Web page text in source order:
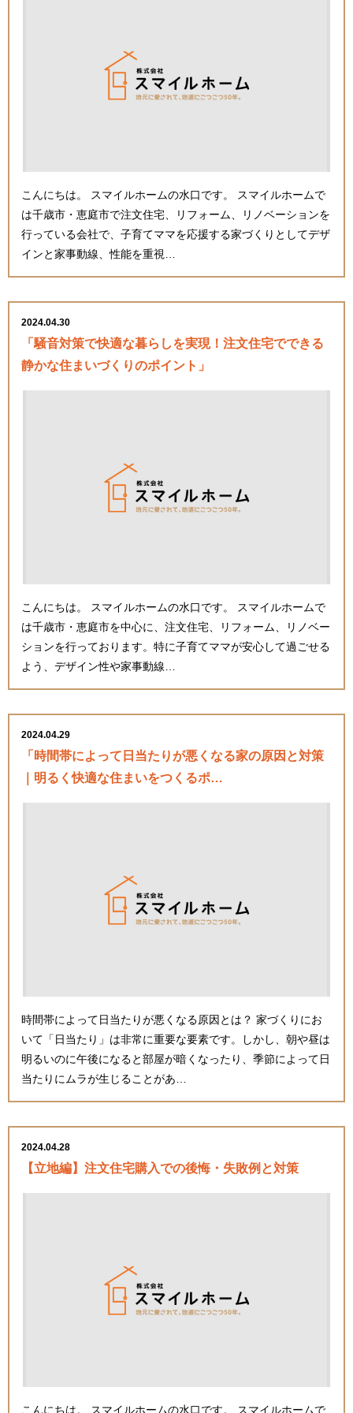
こんにちは。 スマイルホームの水口です。 スマイルホームで
は千歳市・恵庭市で注文住宅、リフォーム、リノベーションを
行っている会社で、子育てママを応援する家づくりとしてデザ
インと家事動線、性能を重視…
2024.04.30
「騒音対策で快適な暮らしを実現！注文住宅でできる
静かな住まいづくりのポイント」
こんにちは。 スマイルホームの水口です。 スマイルホームで
は千歳市・恵庭市を中心に、注文住宅、リフォーム、リノベー
ションを行っております。特に子育てママが安心して過ごせる
よう、デザイン性や家事動線…
2024.04.29
「時間帯によって日当たりが悪くなる家の原因と対策
｜明るく快適な住まいをつくるポ…
時間帯によって日当たりが悪くなる原因とは？ 家づくりにお
いて「日当たり」は非常に重要な要素です。しかし、朝や昼は
明るいのに午後になると部屋が暗くなったり、季節によって日
当たりにムラが生じることがあ…
2024.04.28
【立地編】注文住宅購入での後悔・失敗例と対策
こんにちは。 スマイルホームの水口です。 スマイルホームで